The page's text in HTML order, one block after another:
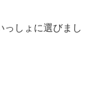
しょに選びまし